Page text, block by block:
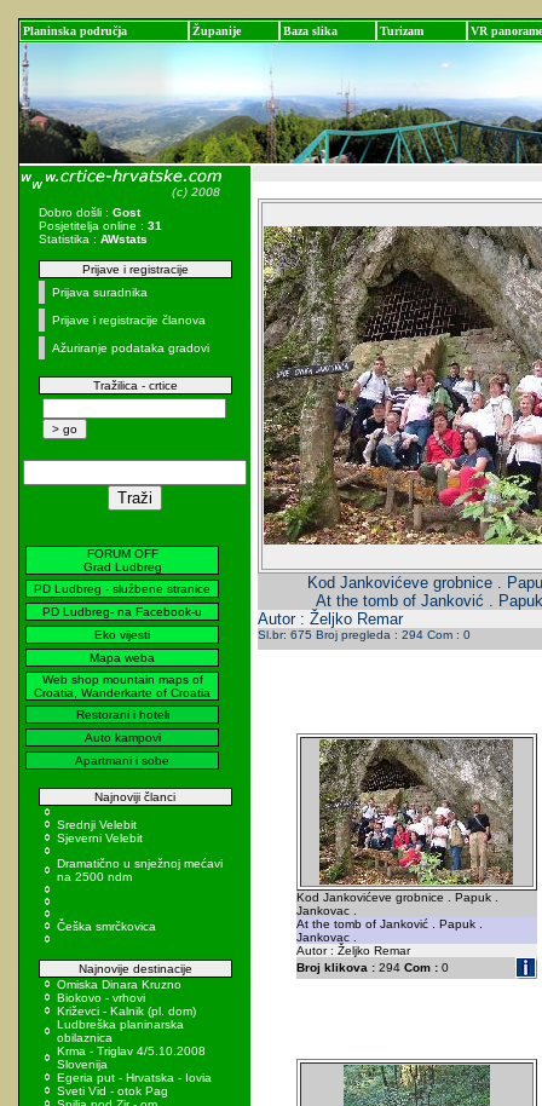
Planinska područja Županije Baza slika Turizam VR panorame
Dobro došli : Gost
Posjetitelja online : 31
Statistika : AWstats
Prijave i registracije
Prijava suradnika
Prijave i registracije članova
Ažuriranje podataka gradovi
Tražilica - crtice
FORUM OFF
Grad Ludbreg
PD Ludbreg - službene stranice
PD Ludbreg- na Facebook-u
Eko vijesti
Mapa weba
Web shop mountain maps of
Croatia, Wanderkarte of Croatia
Restorani i hoteli
Auto kampovi
Apartmani i sobe
Najnoviji članci
Srednji Velebit
Sjeverni Velebit
Dramatično u snježnoj mećavi
na 2500 ndm
Češka smrčkovica
Najnovije destinacije
Omiska Dinara Kruzno
Biokovo - vrhovi
Križevci - Kalnik (pl. dom)
Ludbreška planinarska
obilaznica
Krma - Triglav 4/5.10.2008
Slovenija
Egeria put - Hrvatska - Iovia
Sveti Vid - otok Pag
Kod Jankovićeve grobnice .
At the tomb of Janković .
Autor : Željko Remar
Sl.br: 675 Broj pregleda : 294 Com : 0
Kod Jankovićeve grobnice . Papuk .
Jankovac .
At the tomb of Janković . Papuk .
Jankovac .
Autor : Željko Remar
Broj klikova :294 Com :0